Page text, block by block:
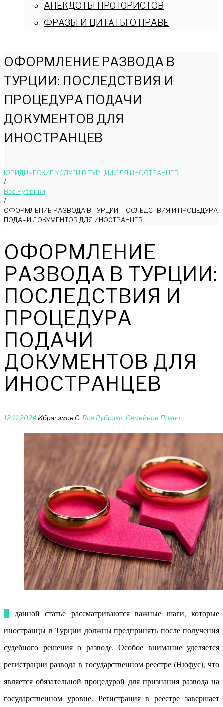
АНЕКДОТЫ ПРО ЮРИСТОВ
ФРАЗЫ И ЦИТАТЫ О ПРАВЕ
ОФОРМЛЕНИЕ РАЗВОДА В
ТУРЦИИ: ПОСЛЕДСТВИЯ И
ПРОЦЕДУРА ПОДАЧИ
ДОКУМЕНТОВ ДЛЯ
ИНОСТРАНЦЕВ
ЮРИДИЧЕСКИЕ УСЛУГИ В ТУРЦИИ ДЛЯ ИНОСТРАНЦЕВ
/
Bce Pyбрики
/
ОФОРМЛЕНИЕ РАЗВОДА В ТУРЦИИ: ПОСЛЕДСТВИЯ И ПРОЦЕДУРА
ПОДАЧИ ДОКУМЕНТОВ ДЛЯ ИНОСТРАНЦЕВ
ОФОРМЛЕНИЕ
РАЗВОДА В ТУРЦИИ:
ПОСЛЕДСТВИЯ И
ПРОЦЕДУРА
ПОДАЧИ
ДОКУМЕНТОВ ДЛЯ
ИНОСТРАНЦЕВ
12.11.2024 Ибрагимов С. Bce Pyбрики Сeмейное Право
иностранцы в Турции должны предпринять после получения
судебного решения о разводе. Особое внимание уделяется
регистрации развода в государственном реестре (Нюфус), что
является обязательной процедурой для признания развода на
государственном уровне. Регистрация в реестре завершает